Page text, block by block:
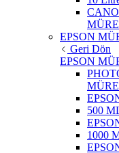
EPSON
Geri Dön
EPSON
500
1000